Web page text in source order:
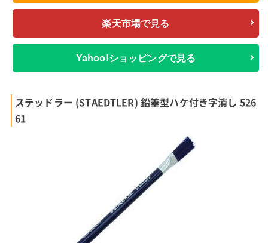
楽天市場で見る
Yahoo!ショッピングで見る
ステッドラー (STAEDTLER) 鉛筆型ハケ付き字消し 526
61